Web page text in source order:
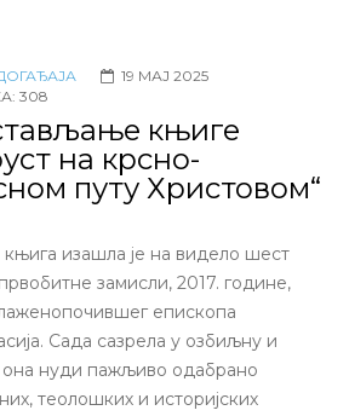
19 МАЈ 2025
308
књиге
на крсно-
путу Христовом“
изашла је на видело шест
замисли, 2017. године,
почившег епископа
Сада сазрела у озбиљну и
она нуди пажљиво одабрано
теолошких и историјских